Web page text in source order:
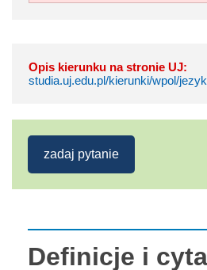
Opis kierunku na stronie UJ:
studia.uj.edu.pl/kierunki/wpol/
zadaj pytanie
Definicje i